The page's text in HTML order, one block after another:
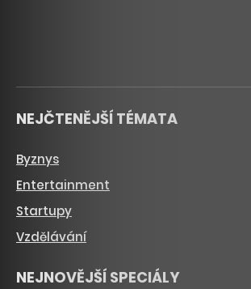
NEJČTENĚJŠÍ TÉMATA
Byznys
Entertainment
Startupy
Vzdělávání
NEJNOVĚJŠÍ SPECIÁLY